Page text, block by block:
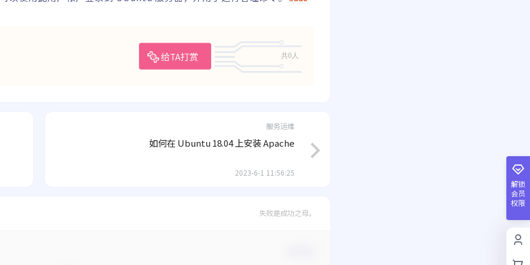
给TA打赏 共0人
服务运维
如何在 Ubuntu 18.04 上安装 Apache
2023-6-1 11:56:25
失败是成功之母。
解锁
会员
权限